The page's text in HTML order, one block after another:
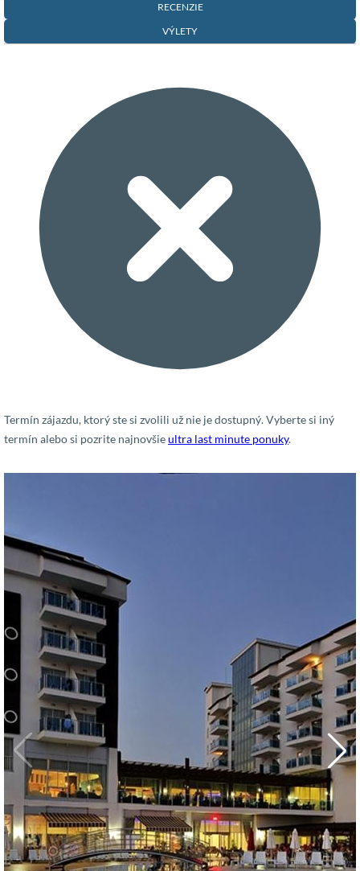
RECENZIE
VÝLETY
Termín zájazdu, ktorý ste si zvolili už nie je dostupný. Vyberte si iný
termín alebo si pozrite najnovšieultra last minute ponuky.